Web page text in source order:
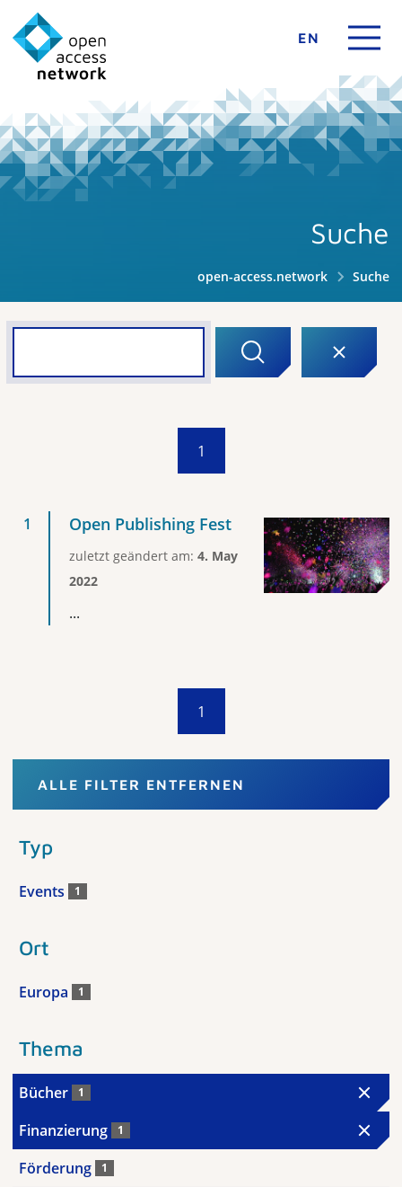
EN
Suche
open-access.network Suche
1
Open Publishing Fest
zuletzt geändert am: 4. May
2022
...
1
ALLE FILTER ENTFERNEN
Typ
Events 1
Ort
Europa 1
Thema
Bücher 1
Finanzierung 1
Förderung 1